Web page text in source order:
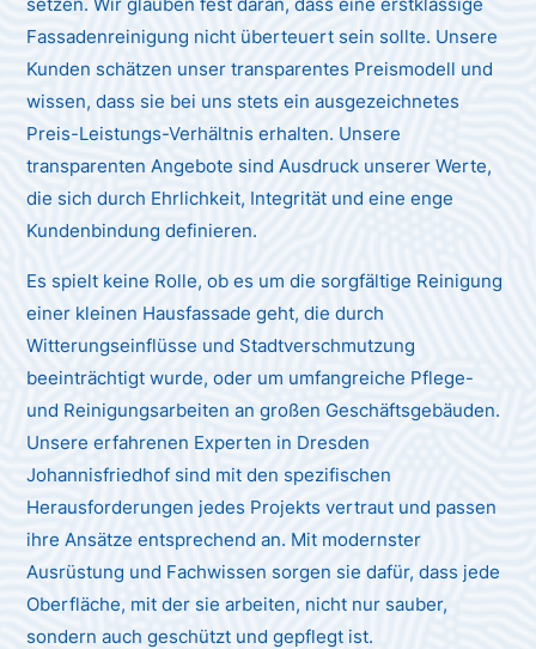
Fassadenreinigung nicht überteuert sein sollte. Unsere
Kunden schätzen unser transparentes Preismodell und
wissen, dass sie bei uns stets ein ausgezeichnetes
Preis-Leistungs-Verhältnis erhalten. Unsere
transparenten Angebote sind Ausdruck unserer Werte,
die sich durch Ehrlichkeit, Integrität und eine enge
Kundenbindung definieren.
Es spielt keine Rolle, ob es um die sorgfältige Reinigung
einer kleinen Hausfassade geht, die durch
Witterungseinflüsse und Stadtverschmutzung
beeinträchtigt wurde, oder um umfangreiche Pflege-
und Reinigungsarbeiten an großen Geschäftsgebäuden.
Unsere erfahrenen Experten in Dresden
Johannisfriedhof sind mit den spezifischen
Herausforderungen jedes Projekts vertraut und passen
ihre Ansätze entsprechend an. Mit modernster
Ausrüstung und Fachwissen sorgen sie dafür, dass jede
Oberfläche, mit der sie arbeiten, nicht nur sauber,
sondern auch geschützt und gepflegt ist.